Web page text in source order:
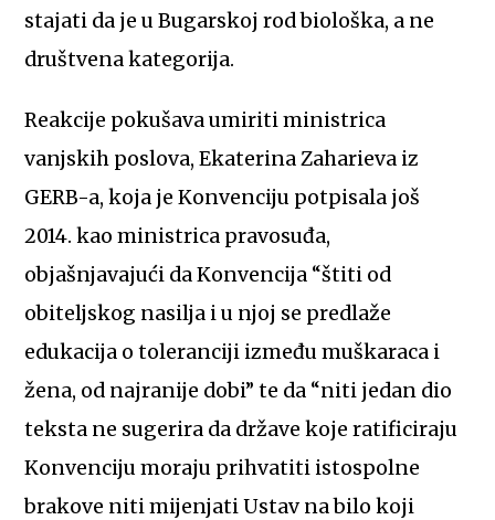
stajati da je u Bugarskoj rod biološka, a ne
društvena kategorija.
Reakcije pokušava umiriti ministrica
vanjskih poslova, Ekaterina Zaharieva iz
GERB-a, koja je Konvenciju potpisala još
2014. kao ministrica pravosuđa,
objašnjavajući da Konvencija “štiti od
obiteljskog nasilja i u njoj se predlaže
edukacija o toleranciji između muškaraca i
žena, od najranije dobi” te da “niti jedan dio
teksta ne sugerira da države koje ratificiraju
Konvenciju moraju prihvatiti istospolne
brakove niti mijenjati Ustav na bilo koji